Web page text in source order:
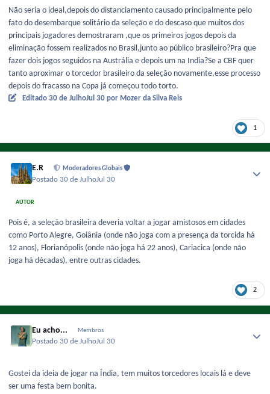
Não seria o ideal,depois do distanciamento causado principalmente pelo
fato do desembarque solitário da seleção e do descaso que muitos dos
principais jogadores demostraram ,que os primeiros jogos depois da
eliminação fossem realizados no Brasil,junto ao público brasileiro?Pra que
fazer dois jogos seguidos na Austrália e depois um na India?Se a CBF quer
tanto aproximar o torcedor brasileiro da seleção novamente,esse processo
depois do fracasso na Copa já começou todo torto.
Editado 30 de JulhoJul 30por Mozer da Silva Reis
1
E.R Moderadores Globais
Postado 30 de JulhoJul 30
AUTOR
Pois é, a seleção brasileira deveria voltar a jogar amistosos em cidades
como Porto Alegre, Goiânia (onde não joga com a presença da torcida há
12 anos), Florianópolis (onde não joga há 22 anos), Cariacica (onde não
joga há décadas), entre outras cidades.
2
Eu acho... Membros
Postado 30 de JulhoJul 30
Gostei da ideia de jogar na Índia, tem muitos torcedores locais lá e deve
ser uma festa bem bonita.